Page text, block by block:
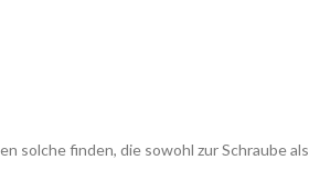
solche finden, die sowohl zur Schraube